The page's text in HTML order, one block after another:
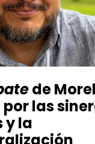
de
las
y la